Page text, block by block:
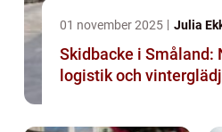
01 november 2025 Julia
Skidbacke i Småland:
logistik och